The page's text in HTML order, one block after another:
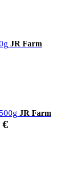
JR Farm
JR Farm
€